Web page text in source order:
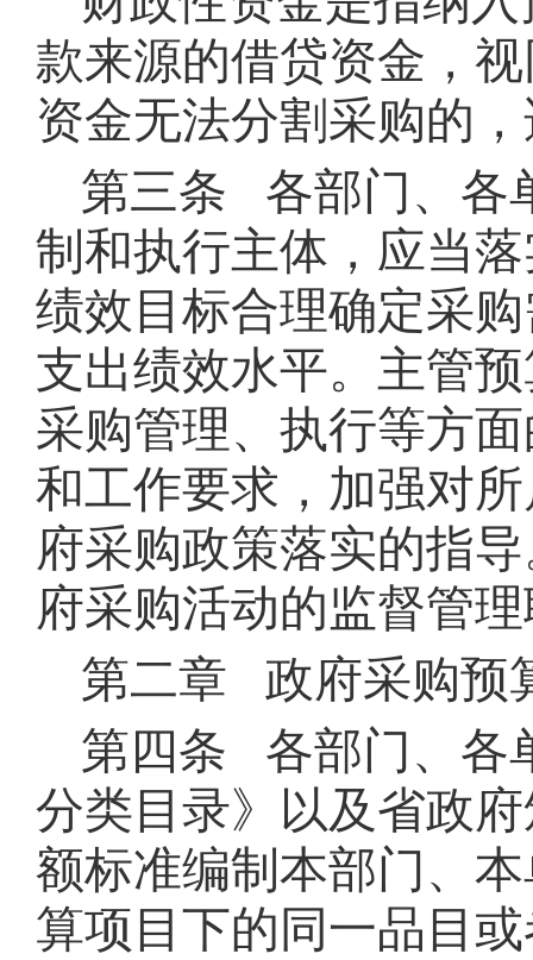
款来源的借贷资金，
资金无法分割采购的
第三条 各部门、各
制和执行主体，应当
绩效目标合理确定采
支出绩效水平。主管
采购管理、执行等方
和工作要求，加强对
府采购政策落实的指
府采购活动的监督管
第二章 政府采购预
第四条 各部门、各
分类目录》以及省政
额标准编制本部门、
算项目下的同一品目